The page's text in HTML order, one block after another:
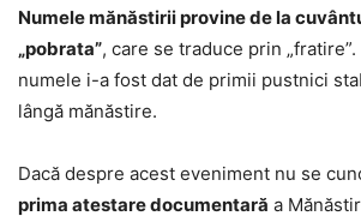
Numele mănăstirii provine de la
„pobrata”, care se traduce prin
numele i-a fost dat de primii pustnici
lângă mănăstire.
Dacă despre acest eveniment nu se
prima atestare documentară a